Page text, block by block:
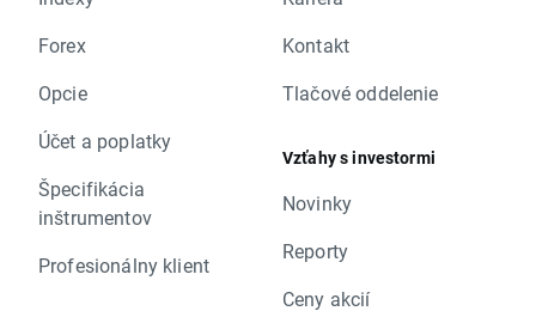
Forex
Opcie
Účet a poplatky
Špecifikácia
inštrumentov
Profesionálny klient
Kontakt
Tlačové oddelenie
Vzťahy s investormi
Novinky
Reporty
Ceny akcií